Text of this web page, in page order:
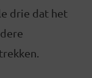
drie dat het